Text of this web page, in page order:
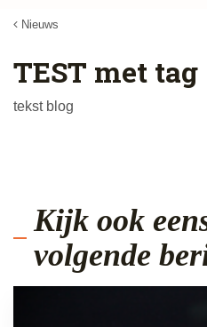
Nieuws
TEST met tag
tekst blog
Kijk ook
volgende